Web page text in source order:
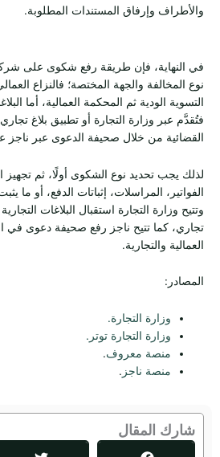
والأطراف وإرفاق المستندات المطلوبة.
في النهاية، فإن طريقة رفع شكوى على
نوع المخالفة والجهة المختصة؛ فالنزاع
التسوية الودية ثم المحكمة العمالية، أما
فتُقدَّم عبر وزارة التجارة أو تطبيق بلاغ
القضائية من خلال صحيفة الدعوى عبر ناجز
لذلك يجب تحديد نوع الشكوى أولًا، ثم تجهيز
الفواتير، المراسلات، إثباتات الدفع، أو ما
وتتيح وزارة التجارة استقبال البلاغات
تجاري، كما تتيح ناجز رفع صحيفة دعوى في
العمالية والتجارية.
المصادر:
وزارة التجارة.
وزارة التجارة توتر.
منصة معروف.
منصة ناجز .
شارك المقال